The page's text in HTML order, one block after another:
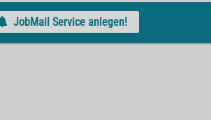
JobMail Service anlegen!